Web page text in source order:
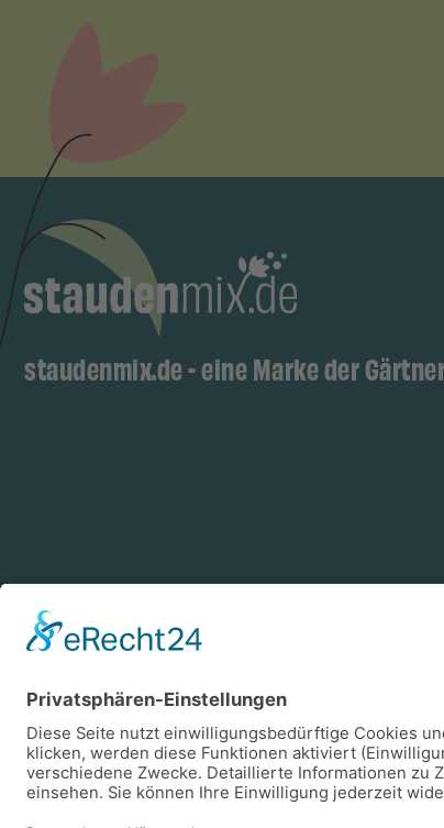
staudenmix.de - eine Marke der
Zahlungsarten